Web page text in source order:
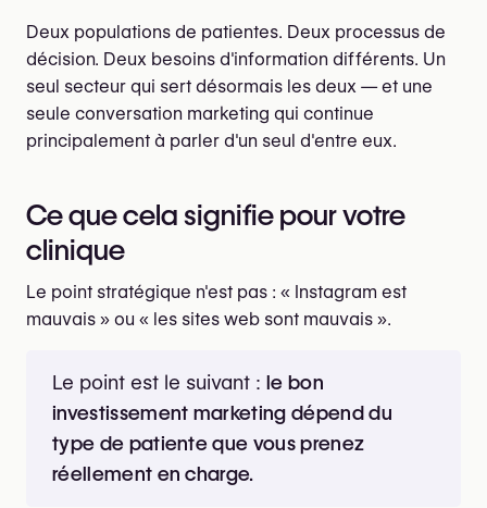
Deux populations de patientes. Deux processus de
décision. Deux besoins d'information différents. Un
seul secteur qui sert désormais les deux — et une
seule conversation marketing qui continue
principalement à parler d'un seul d'entre eux.
Ce que cela signifie pour votre
clinique
Le point stratégique n'est pas : « Instagram est
mauvais » ou « les sites web sont mauvais ».
Le point est le suivant : le bon
investissement marketing dépend du
type de patiente que vous prenez
réellement en charge.